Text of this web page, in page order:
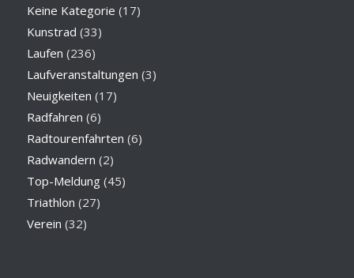
Keine Kategorie (17)
Kunstrad (33)
Laufen (236)
Laufveranstaltungen (3)
Neuigkeiten (17)
Radfahren (6)
Radtourenfahrten (6)
Radwandern (2)
Top-Meldung(45)
Triathlon (27)
Verein (32)